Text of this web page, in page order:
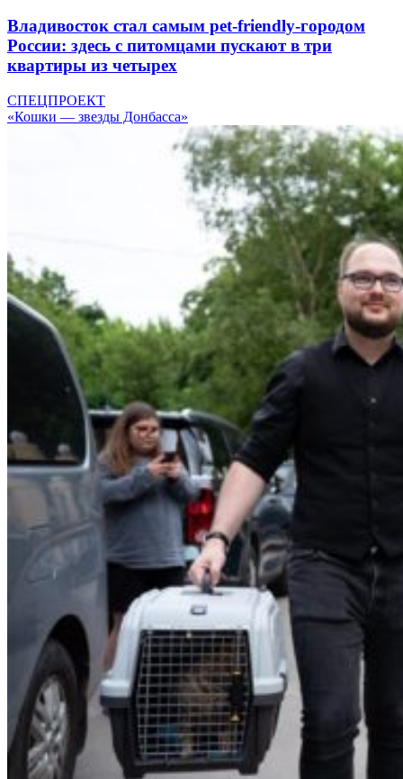
Владивосток стал самым pet-friendly-городом
России: здесь с питомцами пускают в три
квартиры из четырех
СПЕЦПРОЕКТ
«Кошки — звезды Донбасса»